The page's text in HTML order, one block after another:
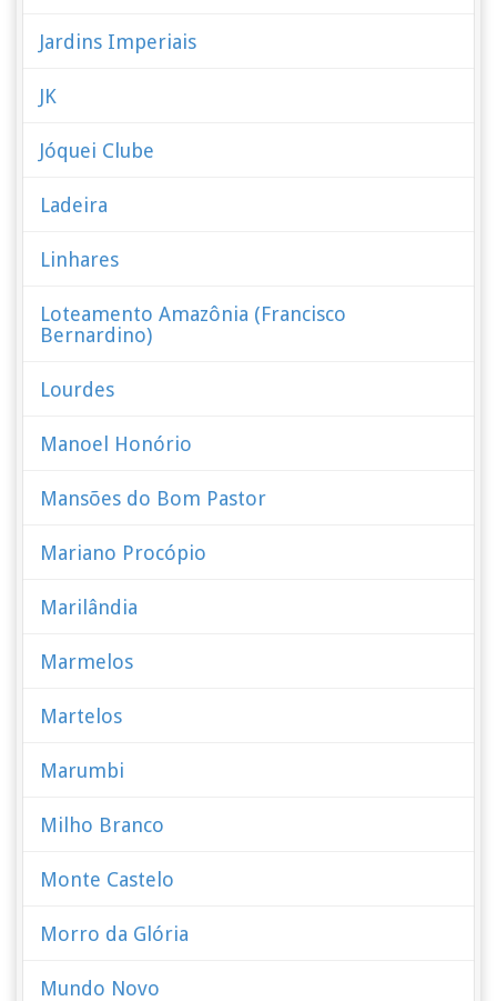
Jardins Imperiais
JK
Jóquei Clube
Ladeira
Linhares
Loteamento Amazônia (Francisco
Bernardino)
Lourdes
Manoel Honório
Mansões do Bom Pastor
Mariano Procópio
Marilândia
Marmelos
Martelos
Marumbi
Milho Branco
Monte Castelo
Morro da Glória
Mundo Novo